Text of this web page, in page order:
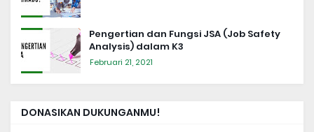
Pengertian dan Fungsi JSA (Job Safety
Analysis) dalam K3
Februari 21, 2021
DONASIKAN DUKUNGANMU!